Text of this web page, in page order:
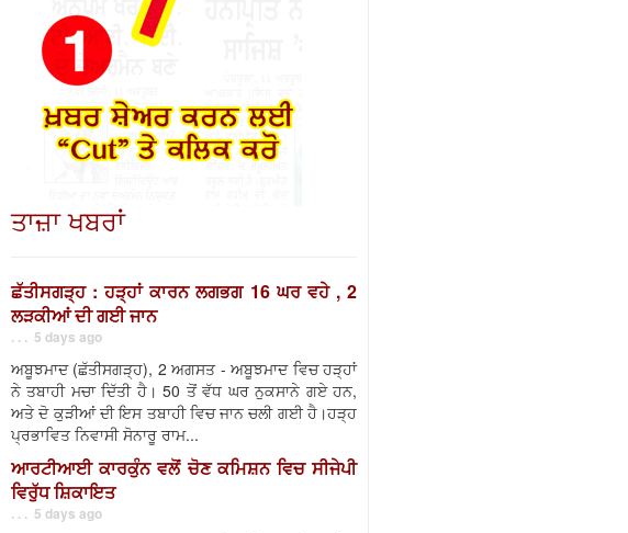
ਤਾਜ਼ਾ ਖਬਰਾਂ
ਛੱਤੀਸਗੜ੍ਹ : ਹੜ੍ਹਾਂ ਕਾਰਨ ਲਗਭਗ 16 ਘਰ ਵਹੇ , 2
ਲੜਕੀਆਂ ਦੀ ਗਈ ਜਾਨ
. . . 5 days ago
ਅਬੂਝਮਾਦ (ਛੱਤੀਸਗੜ੍ਹ), 2 ਅਗਸਤ - ਅਬੂਝਮਾਦ ਵਿਚ ਹੜ੍ਹਾਂ
ਨੇ ਤਬਾਹੀ ਮਚਾ ਦਿੱਤੀ ਹੈ। 50 ਤੋਂ ਵੱਧ ਘਰ ਨੁਕਸਾਨੇ ਗਏ ਹਨ,
ਅਤੇ ਦੋ ਕੁੜੀਆਂ ਦੀ ਇਸ ਤਬਾਹੀ ਵਿਚ ਜਾਨ ਚਲੀ ਗਈ ਹੈ।ਹੜ੍ਹ
ਪ੍ਰਭਾਵਿਤ ਨਿਵਾਸੀ ਸੋਨਾਰੂ ਰਾਮ...
ਆਰਟੀਆਈ ਕਾਰਕੁੰਨ ਵਲੋਂ ਚੋਣ ਕਮਿਸ਼ਨ ਵਿਚ ਸੀਜੇਪੀ
ਵਿਰੁੱਧ ਸ਼ਿਕਾਇਤ
. . . 5 days ago